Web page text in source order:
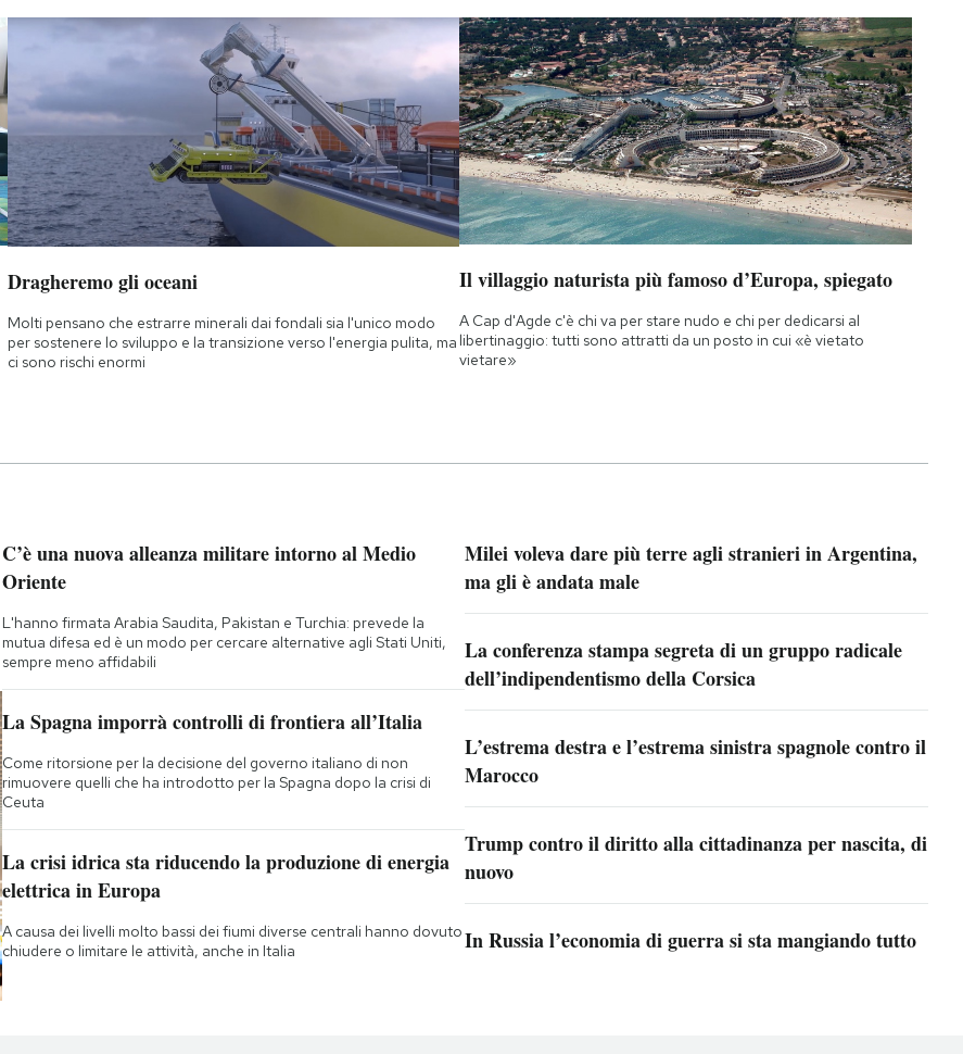
Dragheremo gli oceani
Molti pensano che estrarre minerali dai fondali sia l'unico modo
per sostenere lo sviluppo e la transizione verso l'energia pulita, ma
ci sono rischi enormi
Il villaggio naturista più famoso d’Europa, spiegato
A Cap d'Agde c'è chi va per stare nudo e chi per dedicarsi al
libertinaggio: tutti sono attratti da un posto in cui «è vietato
vietare»
C’è una nuova alleanza militare intorno al Medio
Oriente
L'hanno firmata Arabia Saudita, Pakistan e Turchia: prevede la
mutua difesa ed è un modo per cercare alternative agli Stati Uniti,
sempre meno affidabili
La Spagna imporrà controlli di frontiera all’Italia
Come ritorsione per la decisione del governo italiano di non
rimuovere quelli che ha introdotto per la Spagna dopo la crisi di
Ceuta
La crisi idrica sta riducendo la produzione di energia
elettrica in Europa
A causa dei livelli molto bassi dei fiumi diverse centrali hanno dovuto
chiudere o limitare le attività, anche in Italia
Milei voleva dare più terre agli stranieri in Argentina,
ma gli è andata male
La conferenza stampa segreta di un gruppo radicale
dell’indipendentismo della Corsica
L’estrema destra e l’estrema sinistra spagnole contro il
Marocco
Trump contro il diritto alla cittadinanza per nascita, di
nuovo
In Russia l’economia di guerra si sta mangiando tutto